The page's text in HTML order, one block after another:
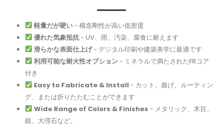
軽量だが硬い- 構造剛性が高い低密度
優れた気象抵抗- UV、雨、汚染、腐食に耐えます
滑らかな表面仕上げ- デジタル印刷や建築美学に最適です
利用可能な耐火性オプション- ミネラルで満たされたFRコア
付き
Easy to Fabricate & Install- カット、曲げ、ルーティン
グ、または折りたたむことができます
Wide Range of Colors & Finishes - メタリック、木目、
鏡、大理石など。